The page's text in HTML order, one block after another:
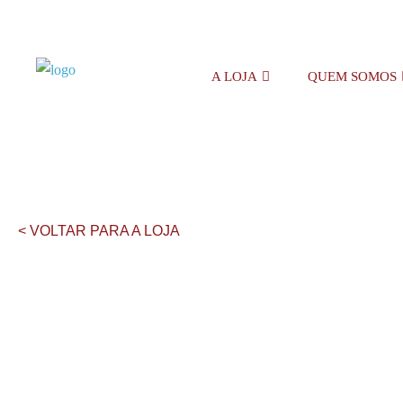
A LOJA QUEM SOMOS
< VOLTAR PARA A LOJA